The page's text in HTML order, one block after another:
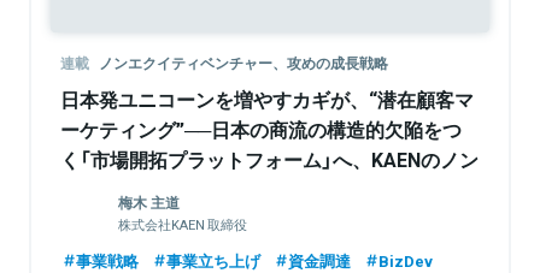
連載 ノンエクイティベンチャー、攻めの成長戦略
日本発ユニコーンを増やすカギが、“潜在顧客マ
ーケティング”──日本の商流の構造的欠陥をつ
く「市場開拓プラットフォーム」へ、KAENのノン
エクイティ戦略
梅木 主道
株式会社KAEN 取締役
事業戦略 事業立ち上げ 資金調達
BizDev